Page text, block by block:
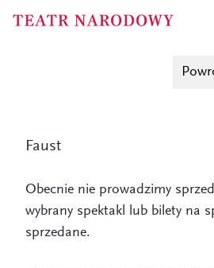
Faust
Obecnie nie prowadzimy
wybrany spektakl lub bilety na
sprzedane.